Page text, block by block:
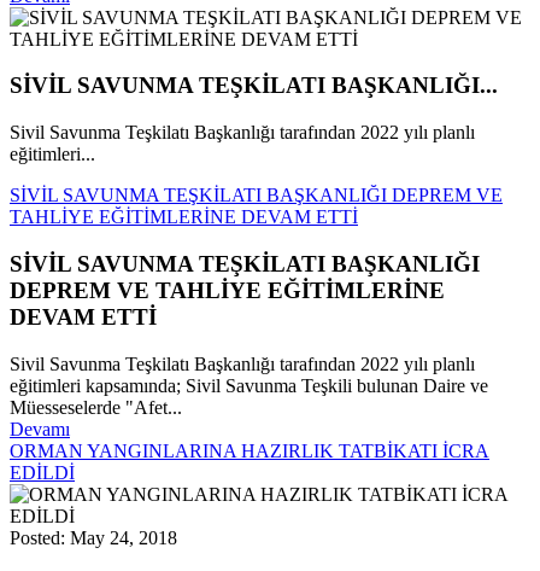
SİVİL SAVUNMA TEŞKİLATI BAŞKANLIĞI...
Sivil Savunma Teşkilatı Başkanlığı tarafından 2022 yılı planlı
eğitimleri...
SİVİL SAVUNMA TEŞKİLATI BAŞKANLIĞI DEPREM VE
TAHLİYE EĞİTİMLERİNE DEVAM ETTİ
SİVİL SAVUNMA TEŞKİLATI BAŞKANLIĞI
DEPREM VE TAHLİYE EĞİTİMLERİNE
DEVAM ETTİ
Sivil Savunma Teşkilatı Başkanlığı tarafından 2022 yılı planlı
eğitimleri kapsamında; Sivil Savunma Teşkili bulunan Daire ve
Müesseselerde "Afet...
Devamı
ORMAN YANGINLARINA HAZIRLIK TATBİKATI İCRA
EDİLDİ
Posted: May 24, 2018